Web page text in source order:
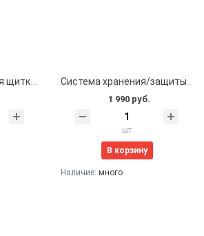
1 990 руб.
шт
В корзину
Наличие: много